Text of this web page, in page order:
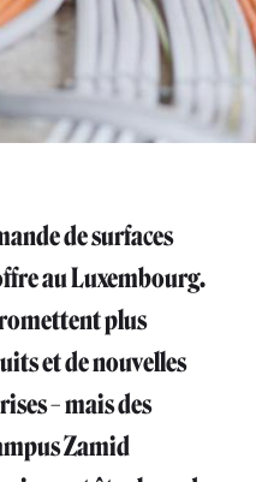
de surfaces
au Luxembourg.
plus
et de nouvelles
– mais des
Zamid